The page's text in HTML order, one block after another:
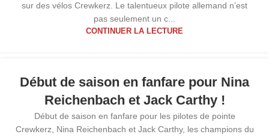
sur des vélos Crewkerz. Le talentueux pilote allemand n’est
pas seulement un c...
CONTINUER LA LECTURE
21
AOÛTDébut de saison en fanfare pour Nina
Reichenbach et Jack Carthy !
Début de saison en fanfare pour les pilotes de pointe
Crewkerz, Nina Reichenbach et Jack Carthy, les champions du